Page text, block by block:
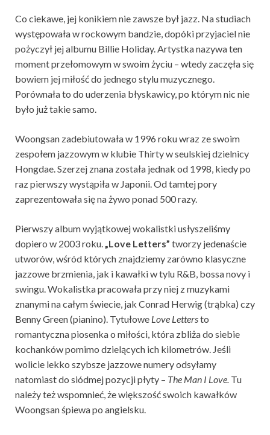
Co ciekawe, jej konikiem nie zawsze był jazz. Na studiach
występowała w rockowym bandzie, dopóki przyjaciel nie
pożyczył jej albumu Billie Holiday. Artystka nazywa ten
moment przełomowym w swoim życiu – wtedy zaczęła się
bowiem jej miłość do jednego stylu muzycznego.
Porównała to do uderzenia błyskawicy, po którym nic nie
było już takie samo.
Woongsan zadebiutowała w 1996 roku wraz ze swoim
zespołem jazzowym w klubie Thirty w seulskiej dzielnicy
Hongdae. Szerzej znana została jednak od 1998, kiedy po
raz pierwszy wystąpiła w Japonii. Od tamtej pory
zaprezentowała się na żywo ponad 500 razy.
Pierwszy album wyjątkowej wokalistki usłyszeliśmy
dopiero w 2003 roku.„Love Letters” tworzy jedenaście
utworów, wśród których znajdziemy zarówno klasyczne
jazzowe brzmienia, jak i kawałki w tylu R&B, bossa novy i
swingu. Wokalistka pracowała przy niej z muzykami
znanymi na całym świecie, jak Conrad Herwig (trąbka) czy
Benny Green (pianino). Tytułowe Love Lettersto
romantyczna piosenka o miłości, która zbliża do siebie
kochanków pomimo dzielących ich kilometrów. Jeśli
wolicie lekko szybsze jazzowe numery odsyłamy
natomiast do siódmej pozycji płyty – The Man I Love. Tu
należy też wspomnieć, że większość swoich kawałków
Woongsan śpiewa po angielsku.